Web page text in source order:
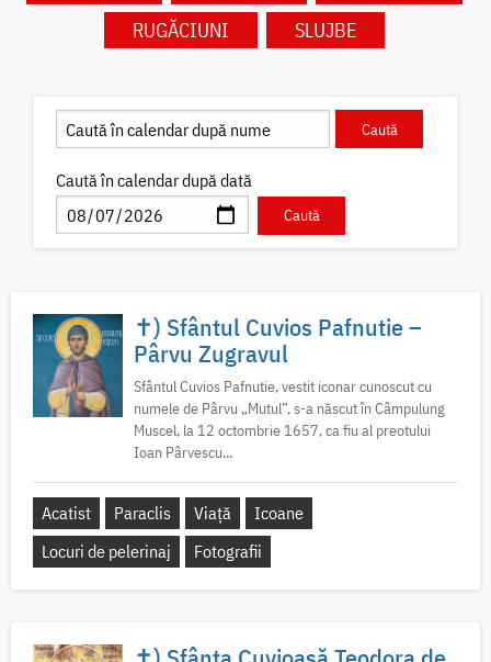
RUGĂCIUNI
SLUJBE
Caută în calendar după dată
✝) Sfântul Cuvios Pafnutie –
Pârvu Zugravul
Sfântul Cuvios Pafnutie, vestit iconar cunoscut cu
numele de Pârvu „Mutul”, s-a născut în Câmpulung
Muscel, la 12 octombrie 1657, ca fiu al preotului
Ioan Pârvescu...
Acatist Paraclis Viață
Icoane
Locuri de pelerinaj
Fotografii